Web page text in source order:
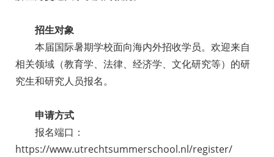
招生对象
本届国际暑期学校面向海内外招收学员。欢迎来自
相关领域（教育学、法律、经济学、文化研究等）的研
究生和研究人员报名。
申请方式
报名端口：
https://www.utrechtsummerschool.nl/register/